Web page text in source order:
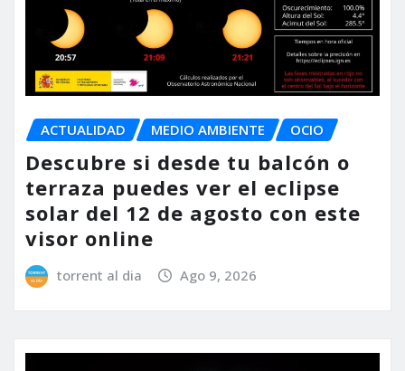
ACTUALIDAD MEDIO AMBIENTE OCIO
Descubre si desde tu balcón o
terraza puedes ver el eclipse
solar del 12 de agosto con este
visor online
torrent al dia Ago 9, 2026